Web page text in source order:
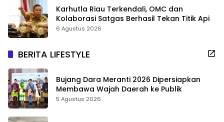
Karhutla Riau Terkendali, OMC dan
Kolaborasi Satgas Berhasil Tekan Titik Api
6 Agustus 2026
BERITA LIFESTYLE
Bujang Dara Meranti 2026 Dipersiapkan
Membawa Wajah Daerah ke Publik
5 Agustus 2026